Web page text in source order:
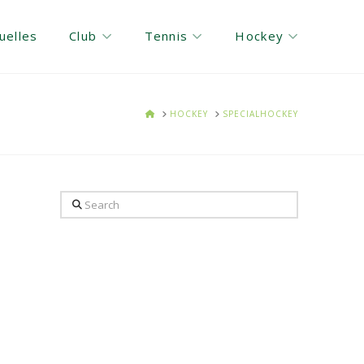
Club Tennis Hockey
HOMEHOCKEY SPECIALHOCKEY
Search